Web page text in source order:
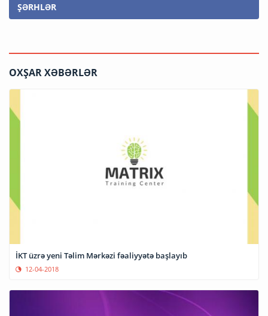
ŞƏRHLƏR
OXŞAR XƏBƏRLƏR
İKT üzrə yeni Təlim Mərkəzi fəaliyyətə başlayıb
12-04-2018